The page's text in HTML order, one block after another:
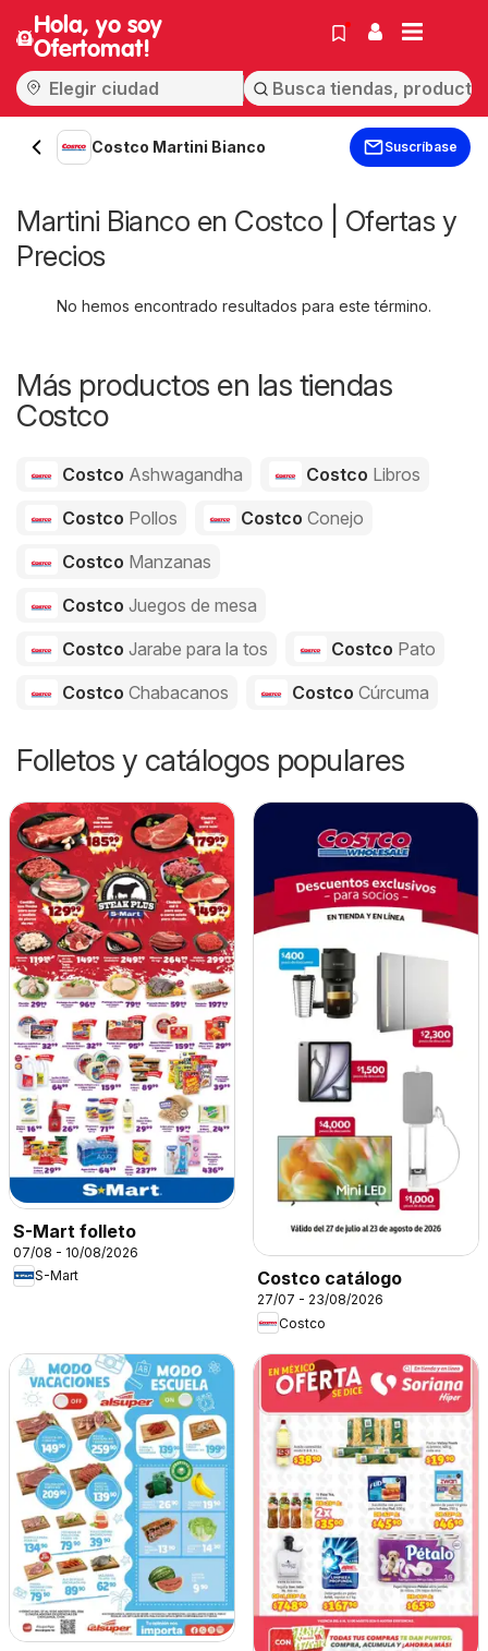
Hola, yo soy
Ofertomat!
Costco Martini Bianco Suscríbase
Martini Bianco en Costco | Ofertas y
Precios
No hemos encontrado resultados para este término.
Más productos en las tiendas
Costco
Costco Ashwagandha Costco Libros
Costco Pollos Costco Conejo
Costco Manzanas
Costco Juegos de mesa
Costco Jarabe para la tos Costco Pato
Costco Chabacanos Costco Cúrcuma
Folletos y catálogos populares
S-Mart folleto
07/08 - 10/08/2026
S-Mart
Costco catálogo
27/07 - 23/08/2026
Costco